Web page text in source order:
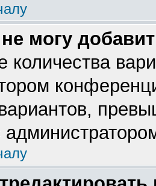
могу
количества